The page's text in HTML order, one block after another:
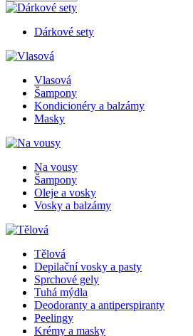
Dárkové sety
Vlasová
Šampony
Kondicionéry a balzámy
Masky
Na vousy
Šampony
Oleje a vosky
Vosky a balzámy
Tělová
Depilační vosky a pasty
Sprchové gely
Tuhá mýdla
Deodoranty a antiperspiranty
Peelingy
Krémy a masky